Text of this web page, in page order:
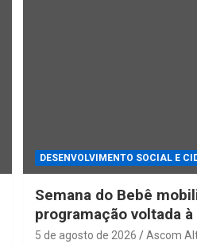
DESENVOLVIMENTO SOCIAL E
Semana do Bebê
programação voltada
5 de agosto de 2026 Ascom